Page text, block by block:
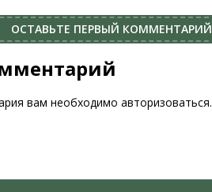
ОСТАВЬТЕ ПЕРВЫЙ КОММЕНТАРИЙ
вам необходимоавторизоваться.